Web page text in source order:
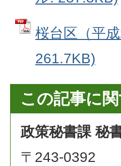
桜台区（平
261.7KB)
この記事に
政策秘書課 秘
〒243-0392